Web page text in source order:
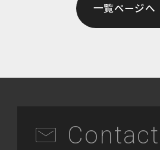
一覧ページへ